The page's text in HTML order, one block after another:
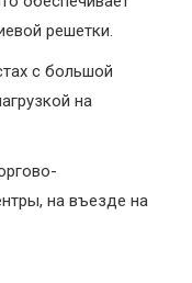
решетки.
с большой
на
на въезде на